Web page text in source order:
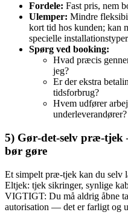
Fordele: Fast pris, nem
Ulemper: Mindre
kort tid hos kunden; kan
specielle
Spørg ved booking:
Hvad præcis
jeg?
Er der ekstra
tidsforbrug?
Hvem udfører
underleverandører?
5) Gør‑det‑selv
bør gøre
Et simpelt præ‑tjek kan du selv
Eltjek: tjek sikringer, synlige
VIGTIGT: Du må aldrig åbne
autorisation — det er farligt og